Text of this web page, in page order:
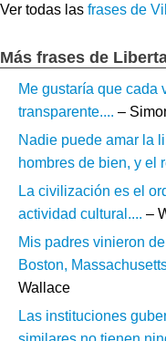
Ver todas las frases de
Más frases de
Me gustaría que cada
transparente.... –
Nadie puede amar la
hombres de bien, y el
La civilización es el
actividad cultural.... –
Mis padres vinieron
Boston,
Wallace
Las instituciones